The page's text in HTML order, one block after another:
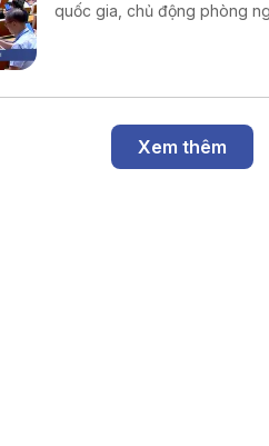
quốc gia, chủ động phòng
Xem thêm